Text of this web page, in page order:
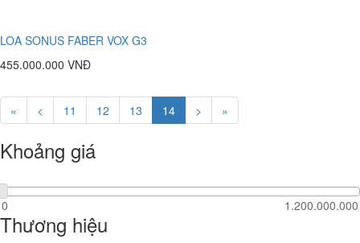
LOA SONUS FABER VOX G3
455.000.000 VNĐ
« < 11 12 13 14 > »
Khoảng giá
Thương hiệu